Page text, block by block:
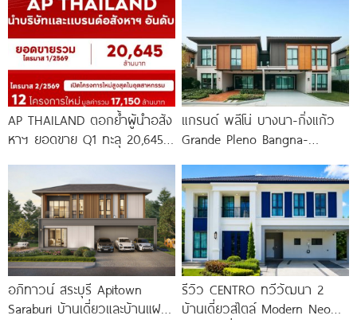
สุวรรณภูมิ
AP THAILAND ตอกย้ำผู้นำอสัง
หาฯ ยอดขาย Q1 ทะลุ 20,645
แกรนด์ พลีโน่ บางนา-กิ่งแก้ว
Grande Pleno Bangna-
ใหญ่ ปากซอย กิ่งแก้ว
อภิทาวน์ สระบุรี Apitown
Saraburi บ้านเดี่ยวและบ้านแฝด
รีวิว CENTRO ทวีวัฒนา 2
บ้านเดี่ยวสไตล์ Modern Neo